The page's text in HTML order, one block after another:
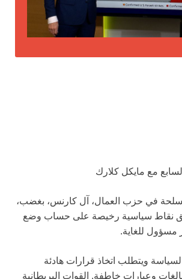
مع مايكل كلارك
في حزب العمال، آل كارنس، بغضب،
نقاط سياسية رخيصة على حساب وضع
مسؤول للغاية.
ويتطلب اتخاذ قرارات هادئة
وعبارات خاطفة. القوات البريطانية